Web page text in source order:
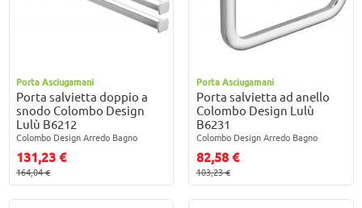
Porta Asciugamani
Porta salvietta doppio a
snodo Colombo Design
Lulù B6212
Colombo Design Arredo Bagno
131,23 €
164,04 €
Porta Asciugamani
Porta salvietta ad anello
Colombo Design Lulù
B6231
Colombo Design Arredo Bagno
82,58 €
103,23 €